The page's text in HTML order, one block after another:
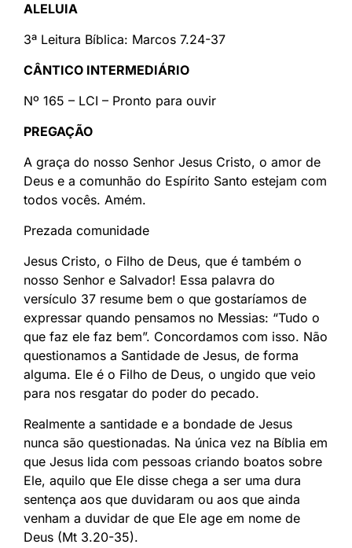
ALELUIA
3ª Leitura Bíblica: Marcos 7.24-37
CÂNTICO INTERMEDIÁRIO
Nº 165 – LCI – Pronto para ouvir
PREGAÇÃO
A graça do nosso Senhor Jesus Cristo, o amor de
Deus e a comunhão do Espírito Santo estejam com
todos vocês. Amém.
Prezada comunidade
Jesus Cristo, o Filho de Deus, que é também o
nosso Senhor e Salvador! Essa palavra do
versículo 37 resume bem o que gostaríamos de
expressar quando pensamos no Messias: “Tudo o
que faz ele faz bem”. Concordamos com isso. Não
questionamos a Santidade de Jesus, de forma
alguma. Ele é o Filho de Deus, o ungido que veio
para nos resgatar do poder do pecado.
Realmente a santidade e a bondade de Jesus
nunca são questionadas. Na única vez na Bíblia em
que Jesus lida com pessoas criando boatos sobre
Ele, aquilo que Ele disse chega a ser uma dura
sentença aos que duvidaram ou aos que ainda
venham a duvidar de que Ele age em nome de
Deus (Mt 3.20-35).